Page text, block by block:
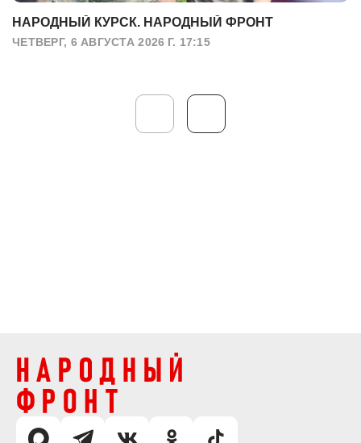
НАРОДНЫЙ КУРСК. НАРОДНЫЙ ФРОНТ
ЧЕТВЕРГ, 6 АВГУСТА 2026 Г. 17:15